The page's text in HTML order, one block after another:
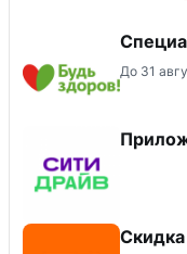
До 31